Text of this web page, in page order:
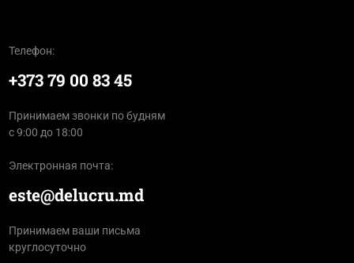
Телефон:
+373 79 00 83 45
Принимаем звонки по будням
с 9:00 до 18:00
Электронная почта:
este@delucru.md
Принимаем ваши письма
круглосуточно